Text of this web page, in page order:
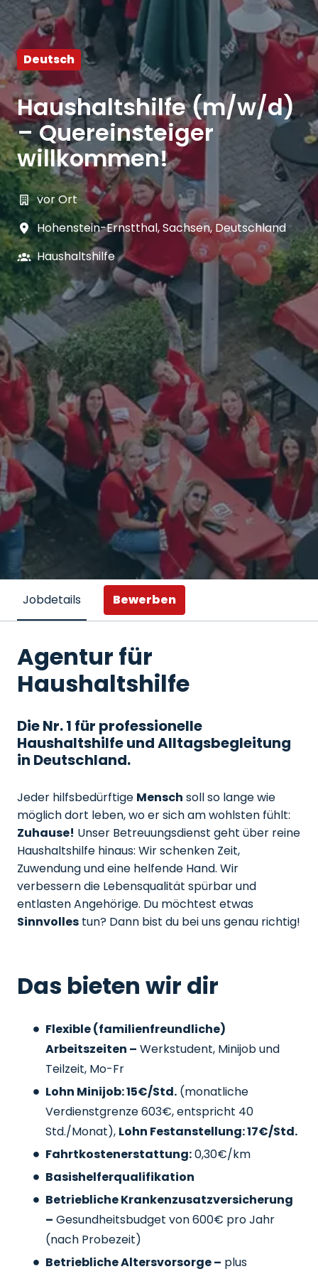
Deutsch
Haushaltshilfe (m/w/d)
– Quereinsteiger
willkommen!
vor Ort
Hohenstein-Ernstthal,Sachsen, Deutschland
Haushaltshilfe
Jobdetails Bewerben
Agentur für
Haushaltshilfe
Die Nr. 1 für professionelle
Haushaltshilfe und Alltagsbegleitung
in Deutschland.
Jeder hilfsbedürftige Mensch soll so lange wie
möglich dort leben, wo er sich am wohlsten fühlt:
Zuhause! Unser Betreuungsdienst geht über reine
Haushaltshilfe hinaus: Wir schenken Zeit,
Zuwendung und eine helfende Hand. Wir
verbessern die Lebensqualität spürbar und
entlasten Angehörige. Du möchtest etwas
Sinnvolles tun? Dann bist du bei uns genau richtig!
Das bieten wir dir
Flexible (familienfreundliche)
Arbeitszeiten – Werkstudent, Minijob und
Teilzeit, Mo-Fr
Lohn Minijob: 15€/Std. (monatliche
Verdienstgrenze 603€, entspricht 40
Std./Monat), Lohn Festanstellung: 17€/Std.
Fahrtkostenerstattung:0,30€/km
Basishelferqualifikation
Betriebliche Krankenzusatzversicherung
– Gesundheitsbudget von 600€ pro Jahr
(nach Probezeit)
Betriebliche Altersvorsorge – plus